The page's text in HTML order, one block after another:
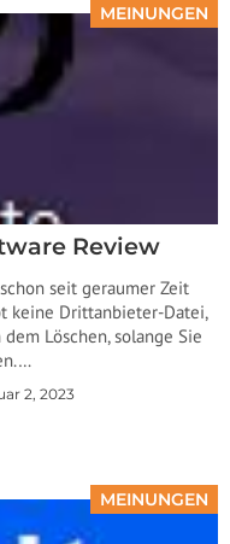
MEINUNGEN
Review
seit geraumer Zeit
keine Drittanbieter-Datei,
Löschen, solange Sie
2, 2023
MEINUNGEN